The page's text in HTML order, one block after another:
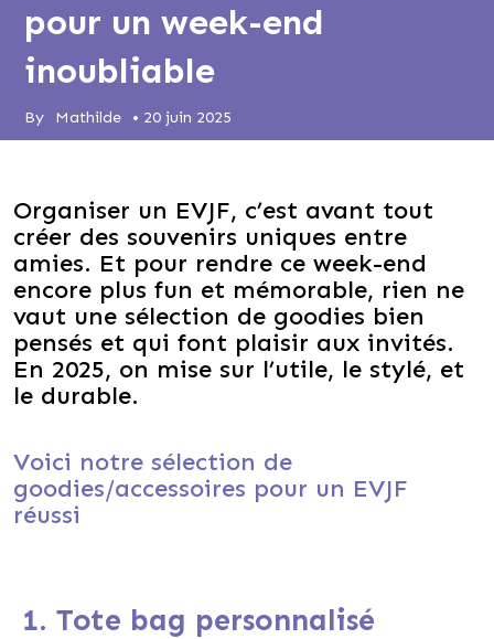
pour un week-end
inoubliable
By Mathilde • 20 juin 2025
Organiser un EVJF, c’est avant tout
créer des souvenirs uniques entre
amies. Et pour rendre ce week-end
encore plus fun et mémorable, rien ne
vaut une sélection de goodies bien
pensés et qui font plaisir aux invités.
En 2025, on mise sur l’utile, le stylé, et
le durable.
Voici notre sélection de
goodies/accessoires pour un EVJF
réussi
1. Tote bag personnalisé